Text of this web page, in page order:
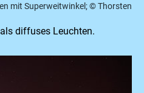
mit Superweitwinkel; © Thorsten
diffuses Leuchten.